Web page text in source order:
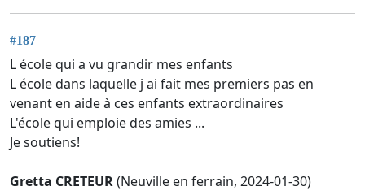
#187
L école qui a vu grandir mes enfants
L école dans laquelle j ai fait mes premiers pas en
venant en aide à ces enfants extraordinaires
L'école qui emploie des amies ...
Je soutiens!
Gretta CRETEUR(Neuville en ferrain, 2024-01-30)